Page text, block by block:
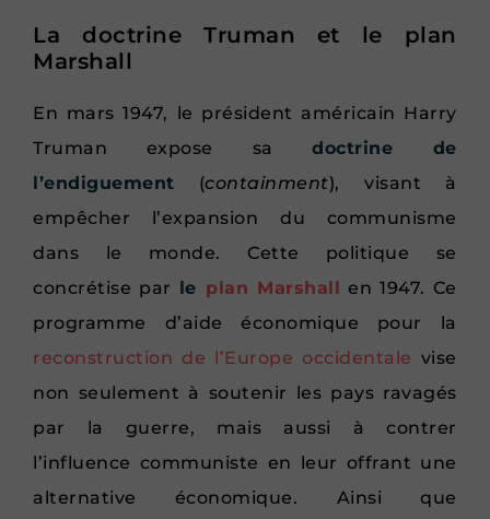
La doctrine Truman et le plan
Marshall
En mars 1947, le président américain Harry
Truman expose sadoctrine de
l’endiguement (containment), visant à
empêcher l’expansion du communisme
dans le monde. Cette politique se
concrétise par le plan Marshall en 1947. Ce
programme d’aide économique pour la
reconstruction de l’Europe occidentale vise
non seulement à soutenir les pays ravagés
par la guerre, mais aussi à contrer
l’influence communiste en leur offrant une
alternative économique. Ainsi que